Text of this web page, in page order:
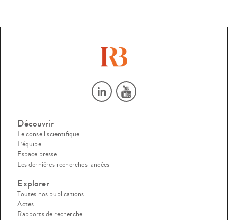
Découvrir
Le conseil scientifique
L’équipe
Espace presse
Les dernières recherches lancées
Explorer
Toutes nos publications
Actes
Rapports de recherche